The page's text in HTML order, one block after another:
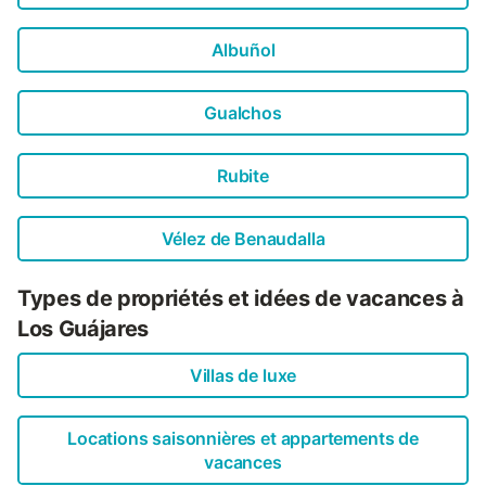
Albuñol
Gualchos
Rubite
Vélez de Benaudalla
Types de propriétés et idées de vacances à
Los Guájares
Villas de luxe
Locations saisonnières et appartements de
vacances